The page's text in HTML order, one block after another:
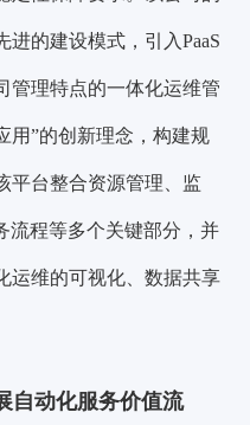
的建设模式，引入PaaS
管理特点的一体化运维管
用”的创新理念，构建规
平台整合资源管理、监
流程等多个关键部分，并
运维的可视化、数据共享
自动化服务价值流